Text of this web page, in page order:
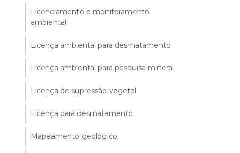
Licenciamento e monitoramento
ambiental
Licença ambiental para desmatamento
Licença ambiental para pesquisa mineral
Licença de supressão vegetal
Licença para desmatamento
Mapeamento geológico